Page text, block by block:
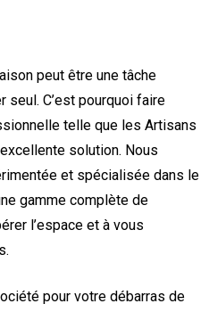
peut être une tâche
C’est pourquoi faire
telle que les Artisans
solution. Nous
et spécialisée dans le
gamme complète de
l’espace et à vous
pour votre débarras de